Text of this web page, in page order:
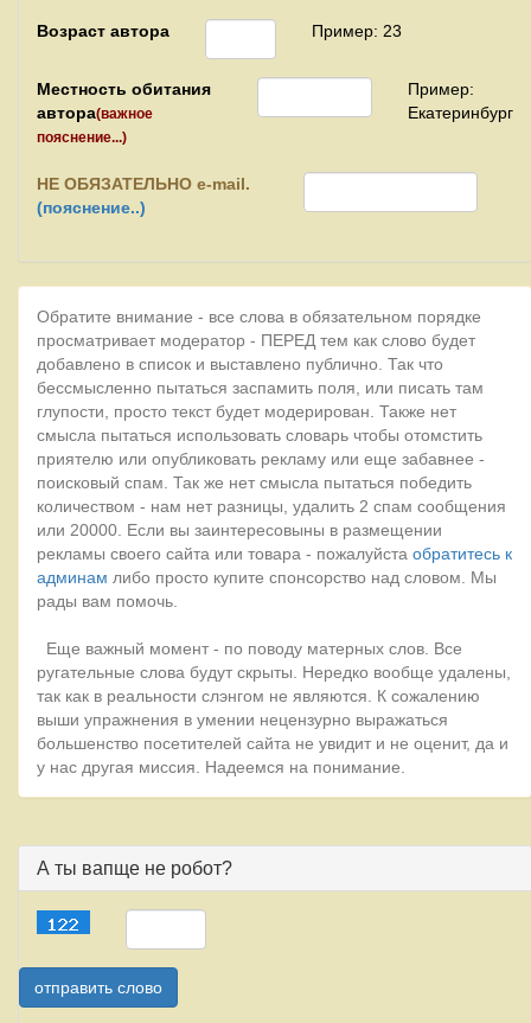
Возраст автора Пример: 23
Местность обитания
автора(важное
пояснение...)
Пример:
Екатеринбург
НЕ ОБЯЗАТЕЛЬНО e-mail.
(пояснение..)
Обратите внимание - все слова в обязательном порядке
просматривает модератор - ПЕРЕД тем как слово будет
добавлено в список и выставлено публично. Так что
бессмысленно пытаться заспамить поля, или писать там
глупости, просто текст будет модерирован. Также нет
смысла пытаться использовать словарь чтобы отомстить
приятелю или опубликовать рекламу или еще забавнее -
поисковый спам. Так же нет смысла пытаться победить
количеством - нам нет разницы, удалить 2 спам сообщения
или 20000. Если вы заинтересовыны в размещении
рекламы своего сайта или товара - пожалуйста обратитесь к
админам либо просто купите спонсорство над словом. Мы
рады вам помочь.
Еще важный момент - по поводу матерных слов. Все
ругательные слова будут скрыты. Нередко вообще удалены,
так как в реальности слэнгом не являются. К сожалению
выши упражнения в умении нецензурно выражаться
большенство посетителей сайта не увидит и не оценит, да и
у нас другая миссия. Надеемся на понимание.
А ты вапще не робот?